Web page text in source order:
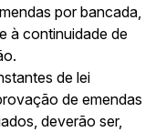
por bancada,
à continuidade de
de lei
de emendas
deverão ser,